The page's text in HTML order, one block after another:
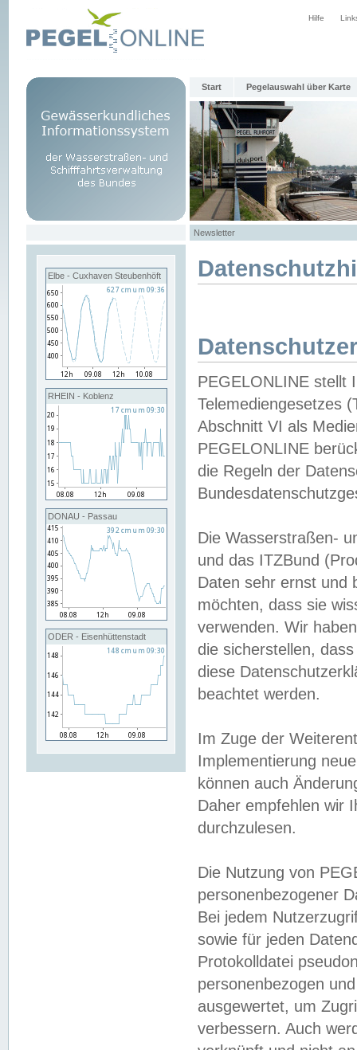
Hilfe
Start Pegelauswahl über Karte
Newsletter
Elbe - Cuxhaven Steubenhöft
RHEIN - Koblenz
DONAU - Passau
ODER - Eisenhüttenstadt
PEGELONLINE stellt
Telemediengesetzes
Abschnitt VI als
PEGELONLINE
die Regeln der
Die Wasserstraßen-
und das ITZBund
Daten sehr ernst und
möchten, dass sie
verwenden. Wir
die sicherstellen,
diese
beachtet werden.
Im Zuge der
Implementierung
können auch
Daher empfehlen wir
durchzulesen.
Die Nutzung von
personenbezogener
Bei jedem
sowie für jeden
Protokolldatei
personenbezogen
ausgewertet, um
verbessern. Auch